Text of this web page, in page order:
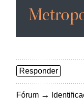
Responder
Fórum →